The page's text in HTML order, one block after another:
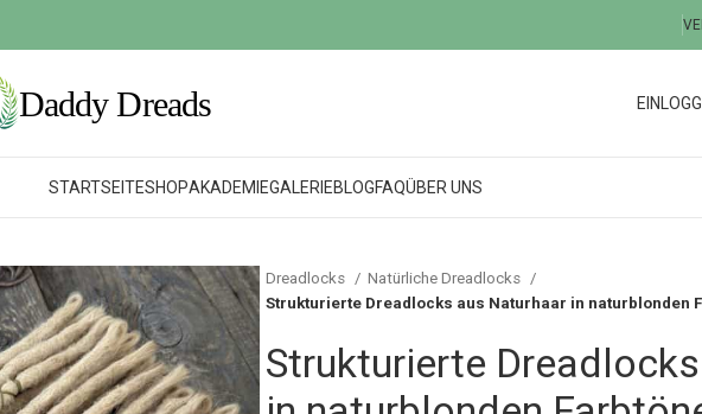
STARTSEITESHOPAKADEMIEGALERIEBLOGFAQÜBER UNS
Dreadlocks
Natürliche Dreadlocks
Strukturierte Dreadlocks aus Naturhaar in naturblonden
Strukturierte